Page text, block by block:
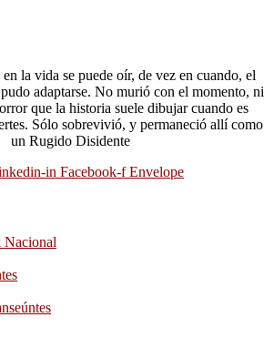
la vida se puede oír, de vez en cuando, el
adaptarse. No murió con el momento, ni
que la historia suele dibujar cuando es
Sólo sobrevivió, y permaneció allí como
un Rugido Disidente
in Facebook-f Envelope
Nacional